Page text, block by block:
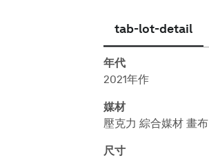
tab-lot-detail
年代
2021年作
媒材
壓克力 綜合媒材 畫布
尺寸